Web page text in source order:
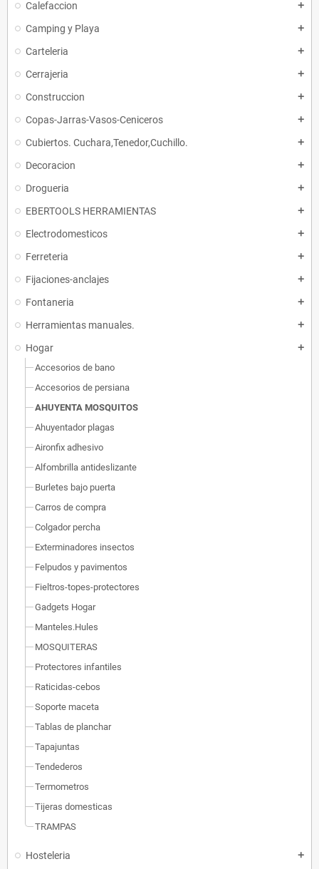
Calefaccion add
Camping y Playa add
Carteleria add
Cerrajeria add
Construccion add
Copas-Jarras-Vasos-Ceniceros add
Cubiertos. Cuchara,Tenedor,Cuchillo. add
Decoracion add
Drogueria add
EBERTOOLS HERRAMIENTAS add
Electrodomesticos add
Ferreteria add
Fijaciones-anclajes add
Fontaneria add
Herramientas manuales. add
Hogar add
Accesorios de bano
Accesorios de persiana
AHUYENTA MOSQUITOS
Ahuyentador plagas
Aironfix adhesivo
Alfombrilla antideslizante
Burletes bajo puerta
Carros de compra
Colgador percha
Exterminadores insectos
Felpudos y pavimentos
Fieltros-topes-protectores
Gadgets Hogar
Manteles.Hules
MOSQUITERAS
Protectores infantiles
Raticidas-cebos
Soporte maceta
Tablas de planchar
Tapajuntas
Tendederos
Termometros
Tijeras domesticas
TRAMPAS
Hosteleria add